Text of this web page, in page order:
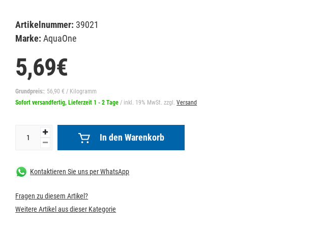
Artikelnummer: 39021
Marke: AquaOne
5,69€
Grundpreis:: 56,90 € / Kilogramm
Sofort versandfertig, Lieferzeit 1 - 2 Tage/ inkl. 19% MwSt. zzgl.Versand
In den Warenkorb
Kontaktieren Sie uns per WhatsApp
Fragen zu diesem Artikel?
Weitere Artikel aus dieser Kategorie